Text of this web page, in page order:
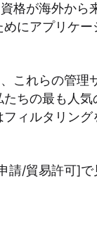
格が海外から
にアプリケ
これらの管理
ちの最も人気
ィルタリン
請/貿易許可]で